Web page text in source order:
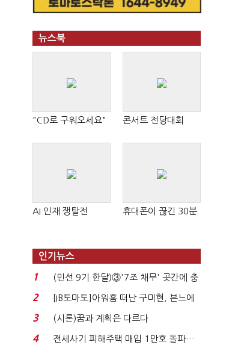
뉴스북
"CD로 구워오세요" 콘서트 전당대회
AI 인재 쟁탈전 휴대폰이 끊긴 30분
인기뉴스
1
(민선 9기 한달)③'7조 채무' 곳간에 충
격…추미애, 20년...
2
[IB토마토]아워홈 떠난 구미현, 본느에
340억 베팅…가...
3 (시론)꿈과 계획은 다르다
4
전세사기 피해주택 매입 1만호 돌파…